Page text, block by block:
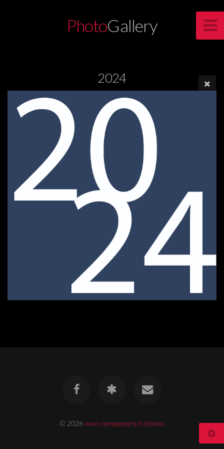
PhotoGallery
2024
© 2026www.teenageparty.fr/photos